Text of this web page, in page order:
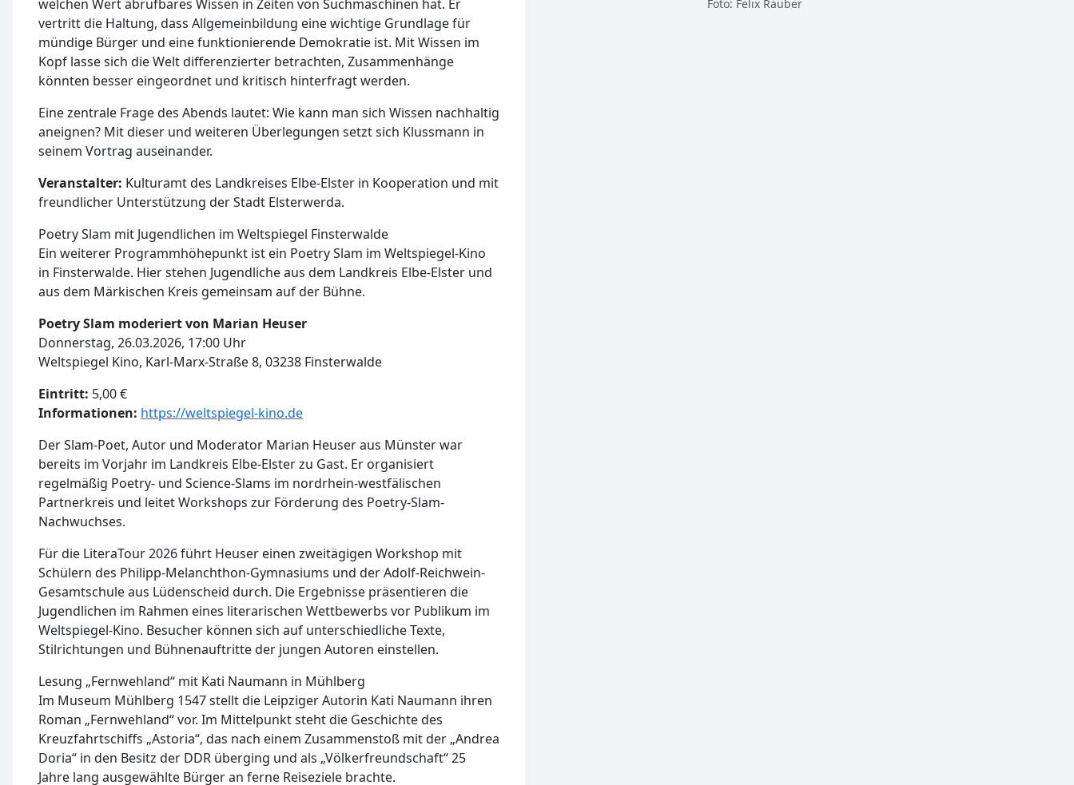
welchen Wert abrufbares Wissen in Zeiten von Suchmaschinen hat. Er
vertritt die Haltung, dass Allgemeinbildung eine wichtige Grundlage für
mündige Bürger und eine funktionierende Demokratie ist. Mit Wissen im
Kopf lasse sich die Welt differenzierter betrachten, Zusammenhänge
könnten besser eingeordnet und kritisch hinterfragt werden.
Eine zentrale Frage des Abends lautet: Wie kann man sich Wissen nachhaltig
aneignen? Mit dieser und weiteren Überlegungen setzt sich Klussmann in
seinem Vortrag auseinander.
Veranstalter: Kulturamt des Landkreises Elbe-Elster in Kooperation und mit
freundlicher Unterstützung der Stadt Elsterwerda.
Poetry Slam mit Jugendlichen im Weltspiegel Finsterwalde
Ein weiterer Programmhöhepunkt ist ein Poetry Slam im Weltspiegel-Kino
in Finsterwalde. Hier stehen Jugendliche aus dem Landkreis Elbe-Elster und
aus dem Märkischen Kreis gemeinsam auf der Bühne.
Poetry Slam moderiert von Marian Heuser
Donnerstag, 26.03.2026, 17:00 Uhr
Weltspiegel Kino, Karl-Marx-Straße 8, 03238 Finsterwalde
Eintritt: 5,00 €
Informationen: https://weltspiegel-kino.de
Der Slam-Poet, Autor und Moderator Marian Heuser aus Münster war
bereits im Vorjahr im Landkreis Elbe-Elster zu Gast. Er organisiert
regelmäßig Poetry- und Science-Slams im nordrhein-westfälischen
Partnerkreis und leitet Workshops zur Förderung des Poetry-Slam-
Nachwuchses.
Für die LiteraTour 2026 führt Heuser einen zweitägigen Workshop mit
Schülern des Philipp-Melanchthon-Gymnasiums und der Adolf-Reichwein-
Gesamtschule aus Lüdenscheid durch. Die Ergebnisse präsentieren die
Jugendlichen im Rahmen eines literarischen Wettbewerbs vor Publikum im
Weltspiegel-Kino. Besucher können sich auf unterschiedliche Texte,
Stilrichtungen und Bühnenauftritte der jungen Autoren einstellen.
Lesung „Fernwehland“ mit Kati Naumann in Mühlberg
Im Museum Mühlberg 1547 stellt die Leipziger Autorin Kati Naumann ihren
Roman „Fernwehland“ vor. Im Mittelpunkt steht die Geschichte des
Kreuzfahrtschiffs „Astoria“, das nach einem Zusammenstoß mit der „Andrea
Doria“ in den Besitz der DDR überging und als „Völkerfreundschaft“ 25
Jahre lang ausgewählte Bürger an ferne Reiseziele brachte.
Foto: Felix Räuber